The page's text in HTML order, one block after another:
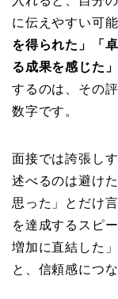
に伝えやすい可
を得られた」「
る成果を感じた」
するのは、その
数字です。
面接では誇張し
述べるのは避け
思った」とだけ
を達成するスピ
増加に直結した
と、信頼感につ